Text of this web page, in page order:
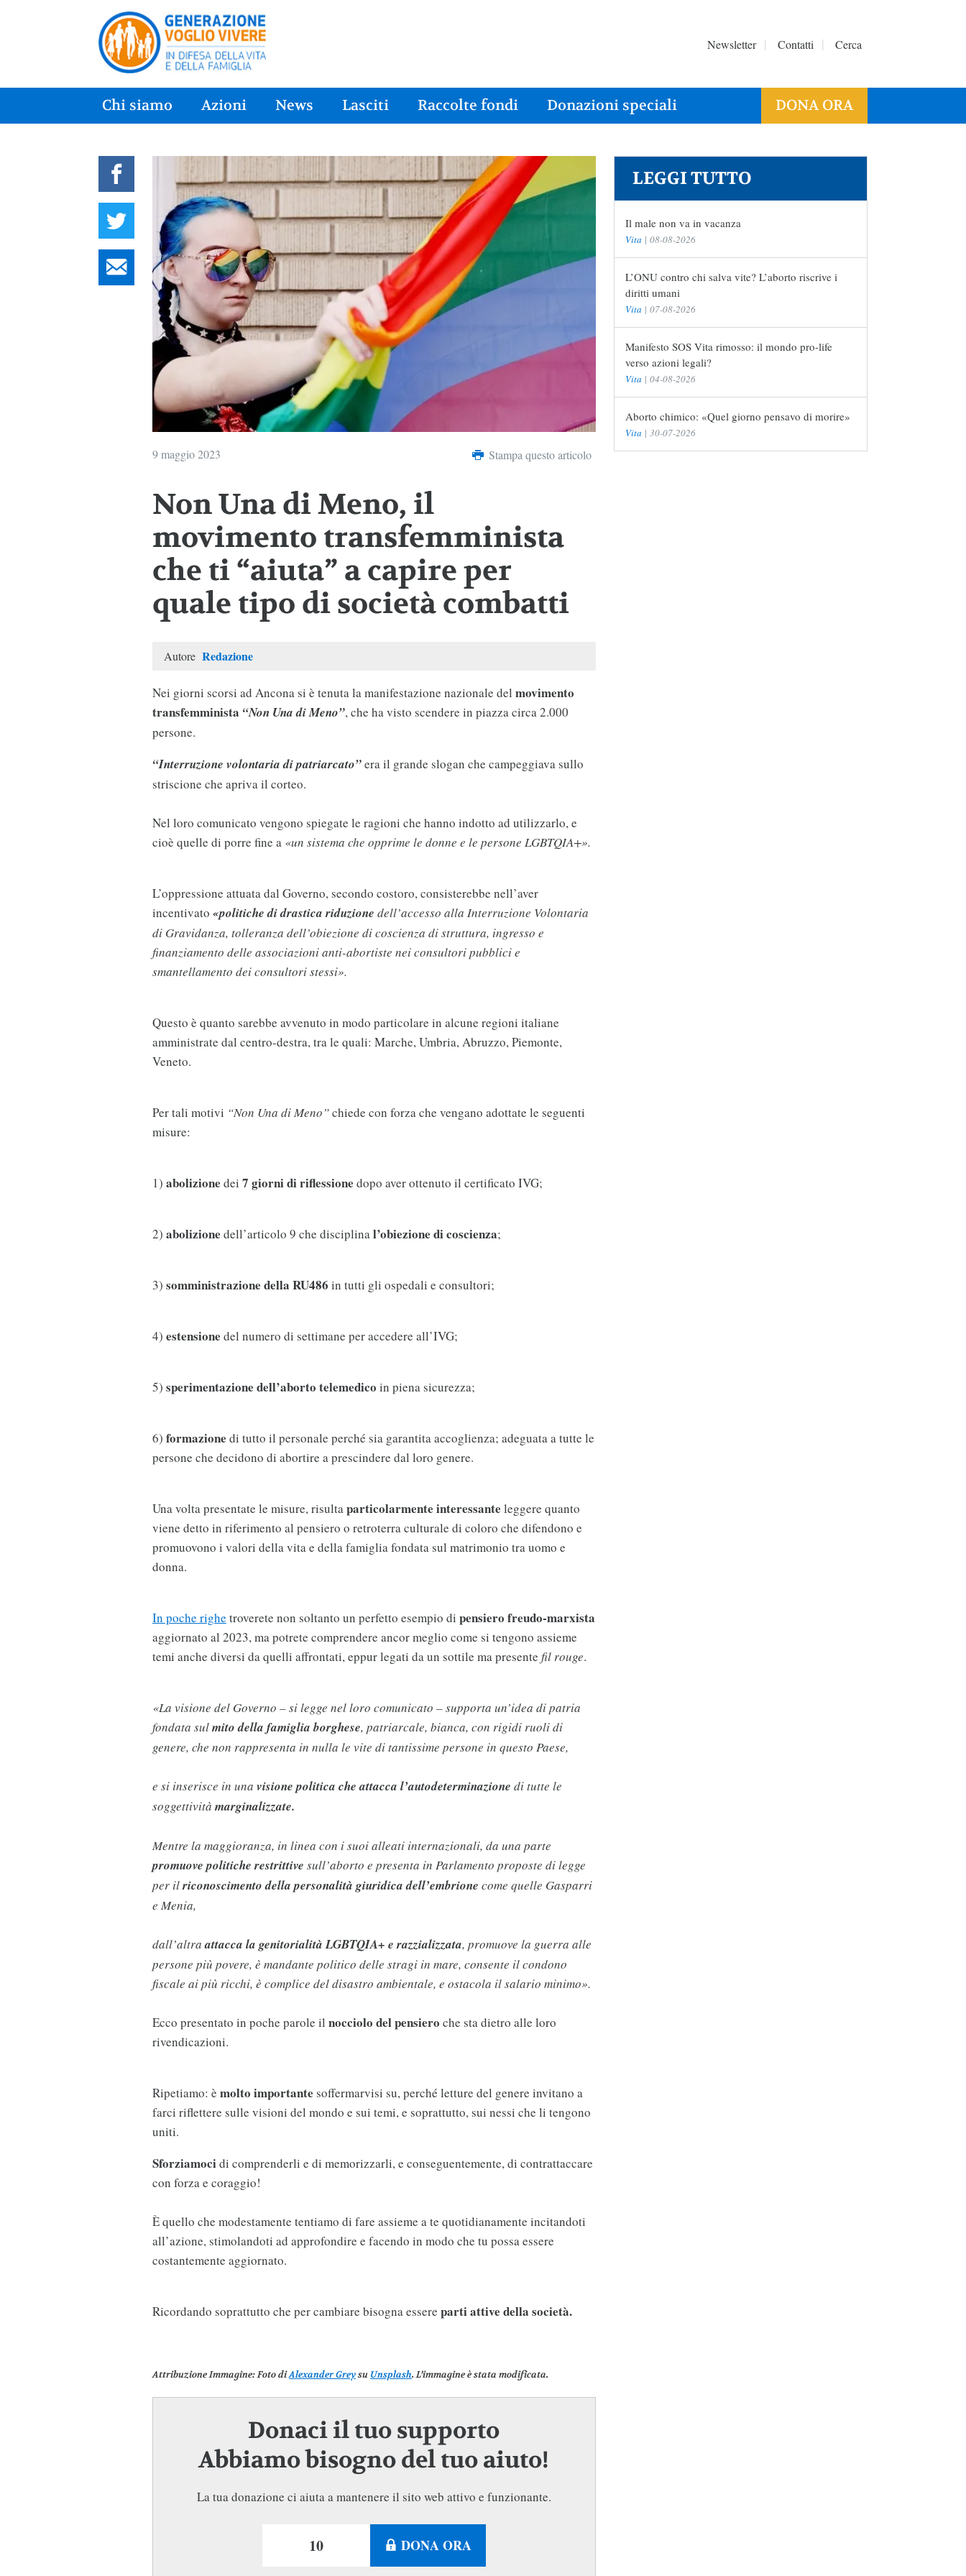
Newsletter Contatti Cerca
Chi siamo Azioni News Lasciti Raccolte fondi Donazioni speciali DONA ORA
9 maggio 2023 Stampa questo articolo
Non Una di Meno, il
movimento transfemminista
che ti “aiuta” a capire per
quale tipo di società combatti
Autore Redazione
Nei giorni scorsi ad Ancona si è tenuta la manifestazione nazionale del movimento
transfemminista “Non Una di Meno”, che ha visto scendere in piazza circa 2.000
persone.
“Interruzione volontaria di patriarcato”era il grande slogan che campeggiava sullo
striscione che apriva il corteo.
Nel loro comunicato vengono spiegate le ragioni che hanno indotto ad utilizzarlo, e
cioè quelle di porre fine a «un sistema che opprime le donne e le persone LGBTQIA+».
L’oppressione attuata dal Governo, secondo costoro, consisterebbe nell’aver
incentivato «politiche di drastica riduzione dell’accesso alla Interruzione Volontaria
di Gravidanza, tolleranza dell’obiezione di coscienza di struttura, ingresso e
finanziamento delle associazioni anti-abortiste nei consultori pubblici e
smantellamento dei consultori stessi».
Questo è quanto sarebbe avvenuto in modo particolare in alcune regioni italiane
amministrate dal centro-destra, tra le quali: Marche, Umbria, Abruzzo, Piemonte,
Veneto.
Per tali motivi “Non Una di Meno”chiede con forza che vengano adottate le seguenti
misure:
1) abolizione dei 7 giorni di riflessione dopo aver ottenuto il certificato IVG;
2) abolizione dell’articolo 9 che disciplinal’obiezione di coscienza;
3) somministrazione della RU486 in tutti gli ospedali e consultori;
4) estensione del numero di settimane per accedere all’IVG;
5) sperimentazione dell’aborto telemedico in piena sicurezza;
6) formazione di tutto il personale perché sia garantita accoglienza; adeguata a tutte le
persone che decidono di abortire a prescindere dal loro genere.
Una volta presentate le misure, risultaparticolarmente interessante leggere quanto
viene detto in riferimento al pensiero o retroterra culturale di coloro che difendono e
promuovono i valori della vita e della famiglia fondata sul matrimonio tra uomo e
donna.
In poche righe troverete non soltanto un perfetto esempio di pensiero freudo-marxista
aggiornato al 2023, ma potrete comprendere ancor meglio come si tengono assieme
temi anche diversi da quelli affrontati, eppur legati da un sottile ma presente fil rouge.
«La visione del Governo – si legge nel loro comunicato – supporta un’idea di patria
fondata sulmito della famiglia borghese, patriarcale, bianca, con rigidi ruoli di
genere, che non rappresenta in nulla le vite di tantissime persone in questo Paese,
e si inserisce in una visione politica che attacca l’autodeterminazione di tutte le
soggettività marginalizzate.
Mentre la maggioranza, in linea con i suoi alleati internazionali, da una parte
promuove politiche restrittive sull’aborto e presenta in Parlamento proposte di legge
per ilriconoscimento della personalità giuridica dell’embrione come quelle Gasparri
e Menia,
dall’altraattacca la genitorialità LGBTQIA+ e razzializzata, promuove la guerra alle
persone più povere, è mandante politico delle stragi in mare, consente il condono
fiscale ai più ricchi, è complice del disastro ambientale, e ostacola il salario minimo».
Ecco presentato in poche parole il nocciolo del pensiero che sta dietro alle loro
rivendicazioni.
Ripetiamo: è molto importante soffermarvisi su, perché letture del genere invitano a
farci riflettere sulle visioni del mondo e sui temi, e soprattutto, sui nessi che li tengono
uniti.
Sforziamocidi comprenderli e di memorizzarli, e conseguentemente, di contrattaccare
con forza e coraggio!
È quello che modestamente tentiamo di fare assieme a te quotidianamente incitandoti
all’azione, stimolandoti ad approfondire e facendo in modo che tu possa essere
costantemente aggiornato.
Ricordando soprattutto che per cambiare bisogna essere parti attive della società.
Attribuzione Immagine: Foto diAlexander Greysu Unsplash. L’immagine è stata modificata.
Donaci il tuo supporto
Abbiamo bisogno del tuo aiuto!
La tua donazione ci aiuta a mantenere il sito web attivo e funzionante.
DONA ORA
LEGGI TUTTO
Il male non va in vacanza
Vita | 08-08-2026
L’ONU contro chi salva vite? L’aborto riscrive i
diritti umani
Vita | 07-08-2026
Manifesto SOS Vita rimosso: il mondo pro-life
verso azioni legali?
Vita | 04-08-2026
Aborto chimico: «Quel giorno pensavo di morire»
Vita | 30-07-2026